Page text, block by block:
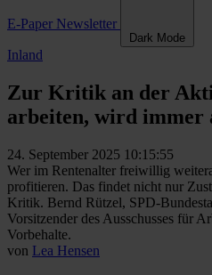
E-Paper Newsletter
Dark Mode
Inland
Zur Kritik an der
arbeiten, wird
24. September 2025 10:15:55
Wer im Rentenalter freiwillig
profitieren. Das findet nicht nur
Kritik. Bernd Rützel, SPD-
Vorsitzender des Ausschusses für
Vorbehalte.
von Lea Hensen